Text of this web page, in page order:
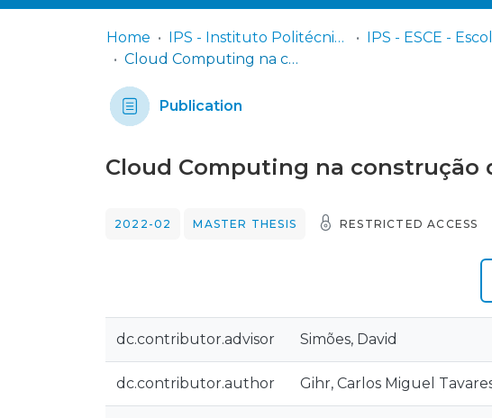
Home IPS - Instituto Politécnico de Setúbal
Cloud Computing na construção de infraestruturas de TI
Publication
Cloud Computing na construção
2022-02 MASTER THESIS RESTRICTED ACCESS
dc.contributor.advisor Simões, David
dc.contributor.author Gihr, Carlos Miguel